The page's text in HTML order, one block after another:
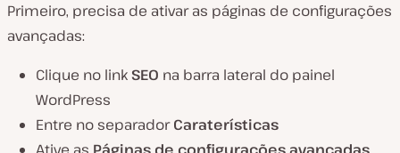
Primeiro, precisa de ativar as páginas de configurações
avançadas:
Clique no link SEO na barra lateral do painel
WordPress
Entre no separadorCaraterísticas